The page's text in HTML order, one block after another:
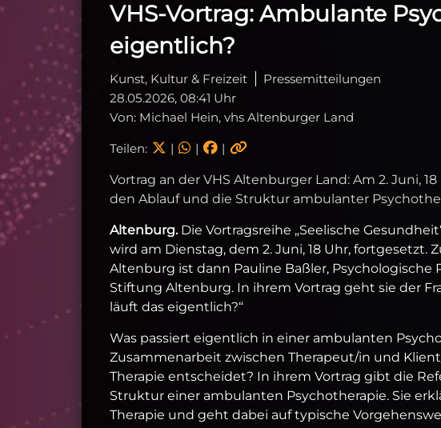
VHS-Vortrag: Ambulante
eigentlich?
Kunst, Kultur & Freizeit
Pressemitteilungen
28.05.2026, 08:41 Uhr
Von: Michael Hein, vhs Altenburger Land
Teilen: | | |
Vortrag an der VHS Altenburger Land: Am 2. Juni,
den Ablauf und die Struktur ambulanter
Altenburg. Die Vortragsreihe „Seelische
wird am Dienstag, dem 2. Juni, 18 Uhr, fortgesetzt.
Altenburg ist dann Pauline Baßler,
Stiftung Altenburg. In ihrem Vortrag geht sie der
läuft das eigentlich?“
Was passiert eigentlich in einer ambulanten
Zusammenarbeit zwischen Therapeut/in und
Therapie entscheidet? In ihrem Vortrag gibt die
Struktur einer ambulanten Psychotherapie. Sie
Therapie und geht dabei auf typische